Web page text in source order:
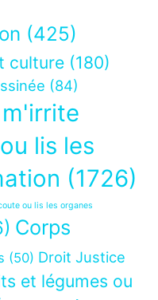
(425)
culture (180)
(84)
lis les
(1726)
ou lis les organes
Corps
(50) Droit Justice
et légumes ou